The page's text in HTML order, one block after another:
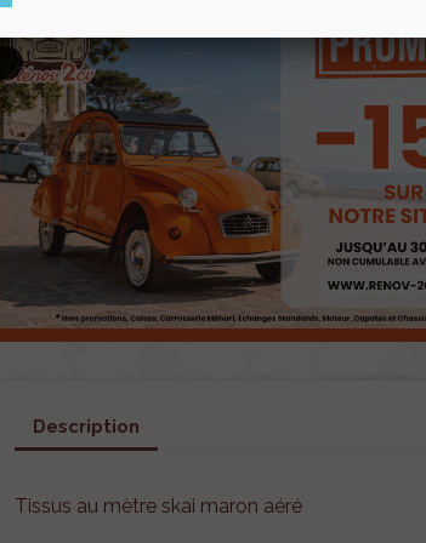
Description
Tissus au mètre skai maron aéré